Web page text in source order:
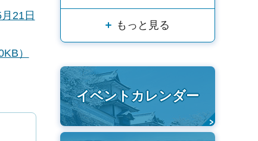
21日
）
もっと見る
イベントカレンダー